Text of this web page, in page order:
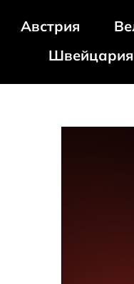
Австрия
Швейцария